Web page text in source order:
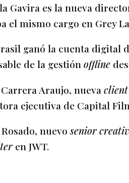
Gavira es la nueva
el mismo cargo en Grey
ganó la cuenta digital
de la gestión offline
Carrera Araujo, nueva
ejecutiva de Capital
nuevosenior
en JWT.